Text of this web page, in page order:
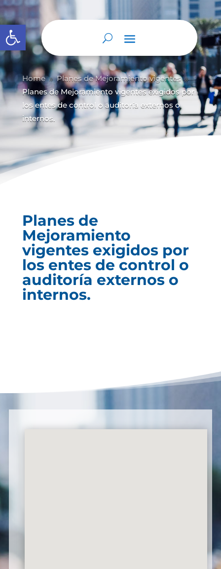
Abrir barra de herramientas
Home 9 Planes de Mejoramiento vigentes 9
Planes de Mejoramiento vigentes exigidos por
los entes de control o auditoría externos o
internos.
Planes de
Mejoramiento
vigentes exigidos por
los entes de control o
auditoría externos o
internos.